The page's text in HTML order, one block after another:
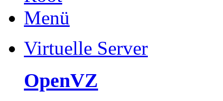
Menü
Virtuelle Server
OpenVZ